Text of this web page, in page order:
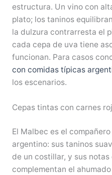
estructura. Un vino con
plato; los taninos
la dulzura contrarresta el
cada cepa de uva tiene
funcionan. Para casos
con comidas típicas
los escenarios.
Cepas tintas con carnes
El Malbec es el
argentino: sus taninos
de un costillar, y sus
complementan el